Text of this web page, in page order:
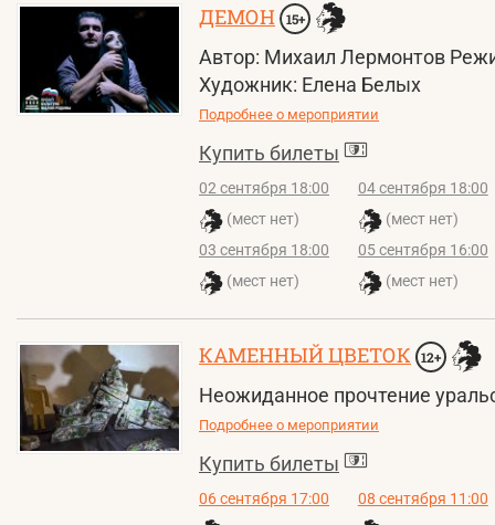
ДЕМОН 15+
Автор: Михаил Лермонтов
Художник: Елена Белых
Подробнее о мероприятии
Купить билеты
02 сентября 18:00
(мест нет)
03 сентября 18:00
(мест нет)
04 сентября 18:00
(мест нет)
05 сентября 16:00
(мест нет)
КАМЕННЫЙ ЦВЕТОК 12+
Неожиданное прочтение
Подробнее о мероприятии
Купить билеты
06 сентября 17:00 08 сентября 11:00